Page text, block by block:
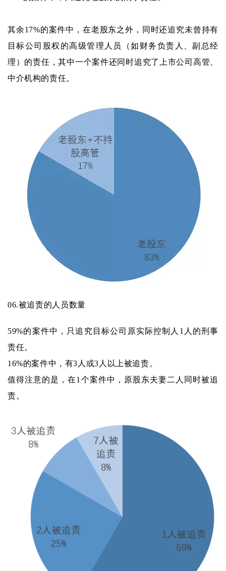
其余17%的案件中，在老股东之外，同时还追究未曾持有
目标公司股权的高级管理人员（如财务负责人、副总经
理）的责任，其中一个案件还同时追究了上市公司高管、
中介机构的责任。
06.被追责的人员数量
59%的案件中，只追究目标公司原实际控制人1人的刑事
责任。
16%的案件中，有3人或3人以上被追责。
值得注意的是，在1个案件中，原股东夫妻二人同时被追
责。